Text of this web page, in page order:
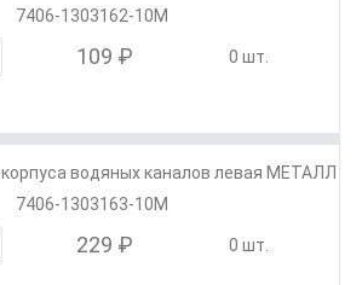
7406-1303162-10М
109 ₽ 0 шт.
водяных каналов левая МЕТАЛЛ
7406-1303163-10М
229 ₽ 0 шт.